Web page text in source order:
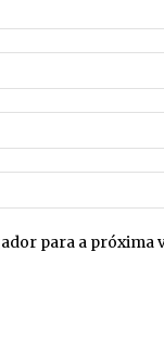
para a próxima